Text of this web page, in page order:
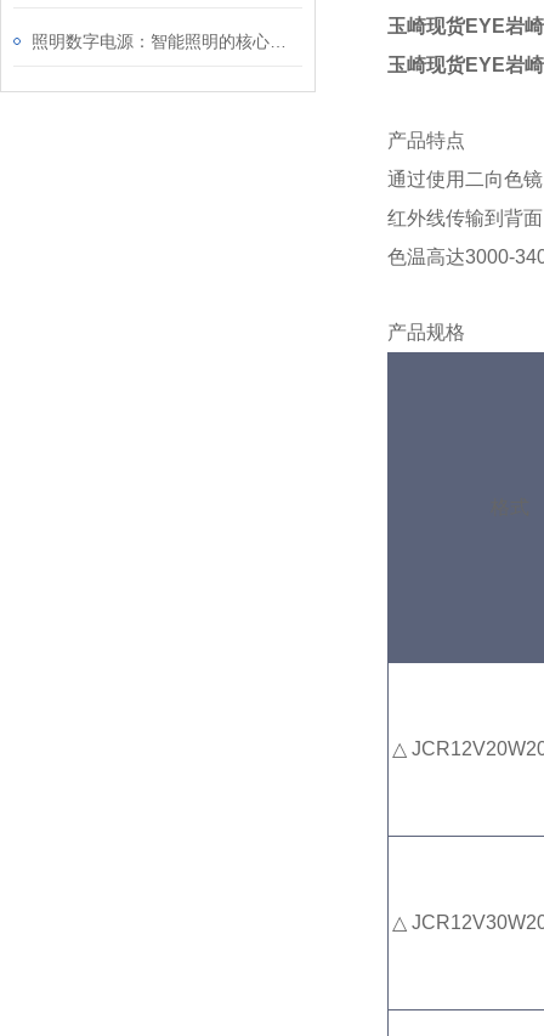
玉崎现货EYE岩
玉崎现货EYE岩
产品特点
通过使用二向色
红外线传输到背
色温高达3000-
产品规格
△
△